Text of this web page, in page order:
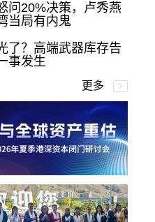
问20%决策，卢秀燕
当局有内鬼
了？高端武器库存告
事发生
更多